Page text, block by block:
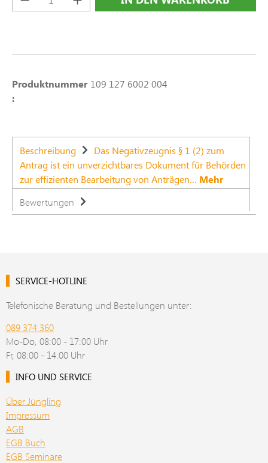
Produktnummer
:
109 127 6002 004
Beschreibung
Das Negativzeugnis § 1 (2) zum
Antrag ist ein unverzichtbares Dokument für Behörden
zur effizienten Bearbeitung von Anträgen… Mehr
Bewertungen
SERVICE-HOTLINE
Telefonische Beratung und Bestellungen unter:
089 374 360
Mo-Do, 08:00 - 17:00 Uhr
Fr, 08:00 - 14:00 Uhr
INFO UND SERVICE
Über Jüngling
Impressum
AGB
EGB Buch
EGB Seminare